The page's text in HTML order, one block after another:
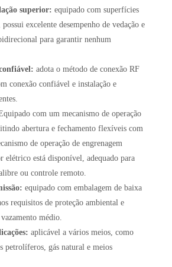
superior: equipado com superfícies
excelente desempenho de vedação e
para garantir nenhum
adota o método de conexão RF
conexão confiável e instalação e
com um mecanismo de operação
abertura e fechamento flexíveis com
de operação de engrenagem
elétrico está disponível, adequado para
ou controle remoto.
equipado com embalagem de baixa
requisitos de proteção ambiental e
médio.
aplicável a vários meios, como
petrolíferos, gás natural e meios